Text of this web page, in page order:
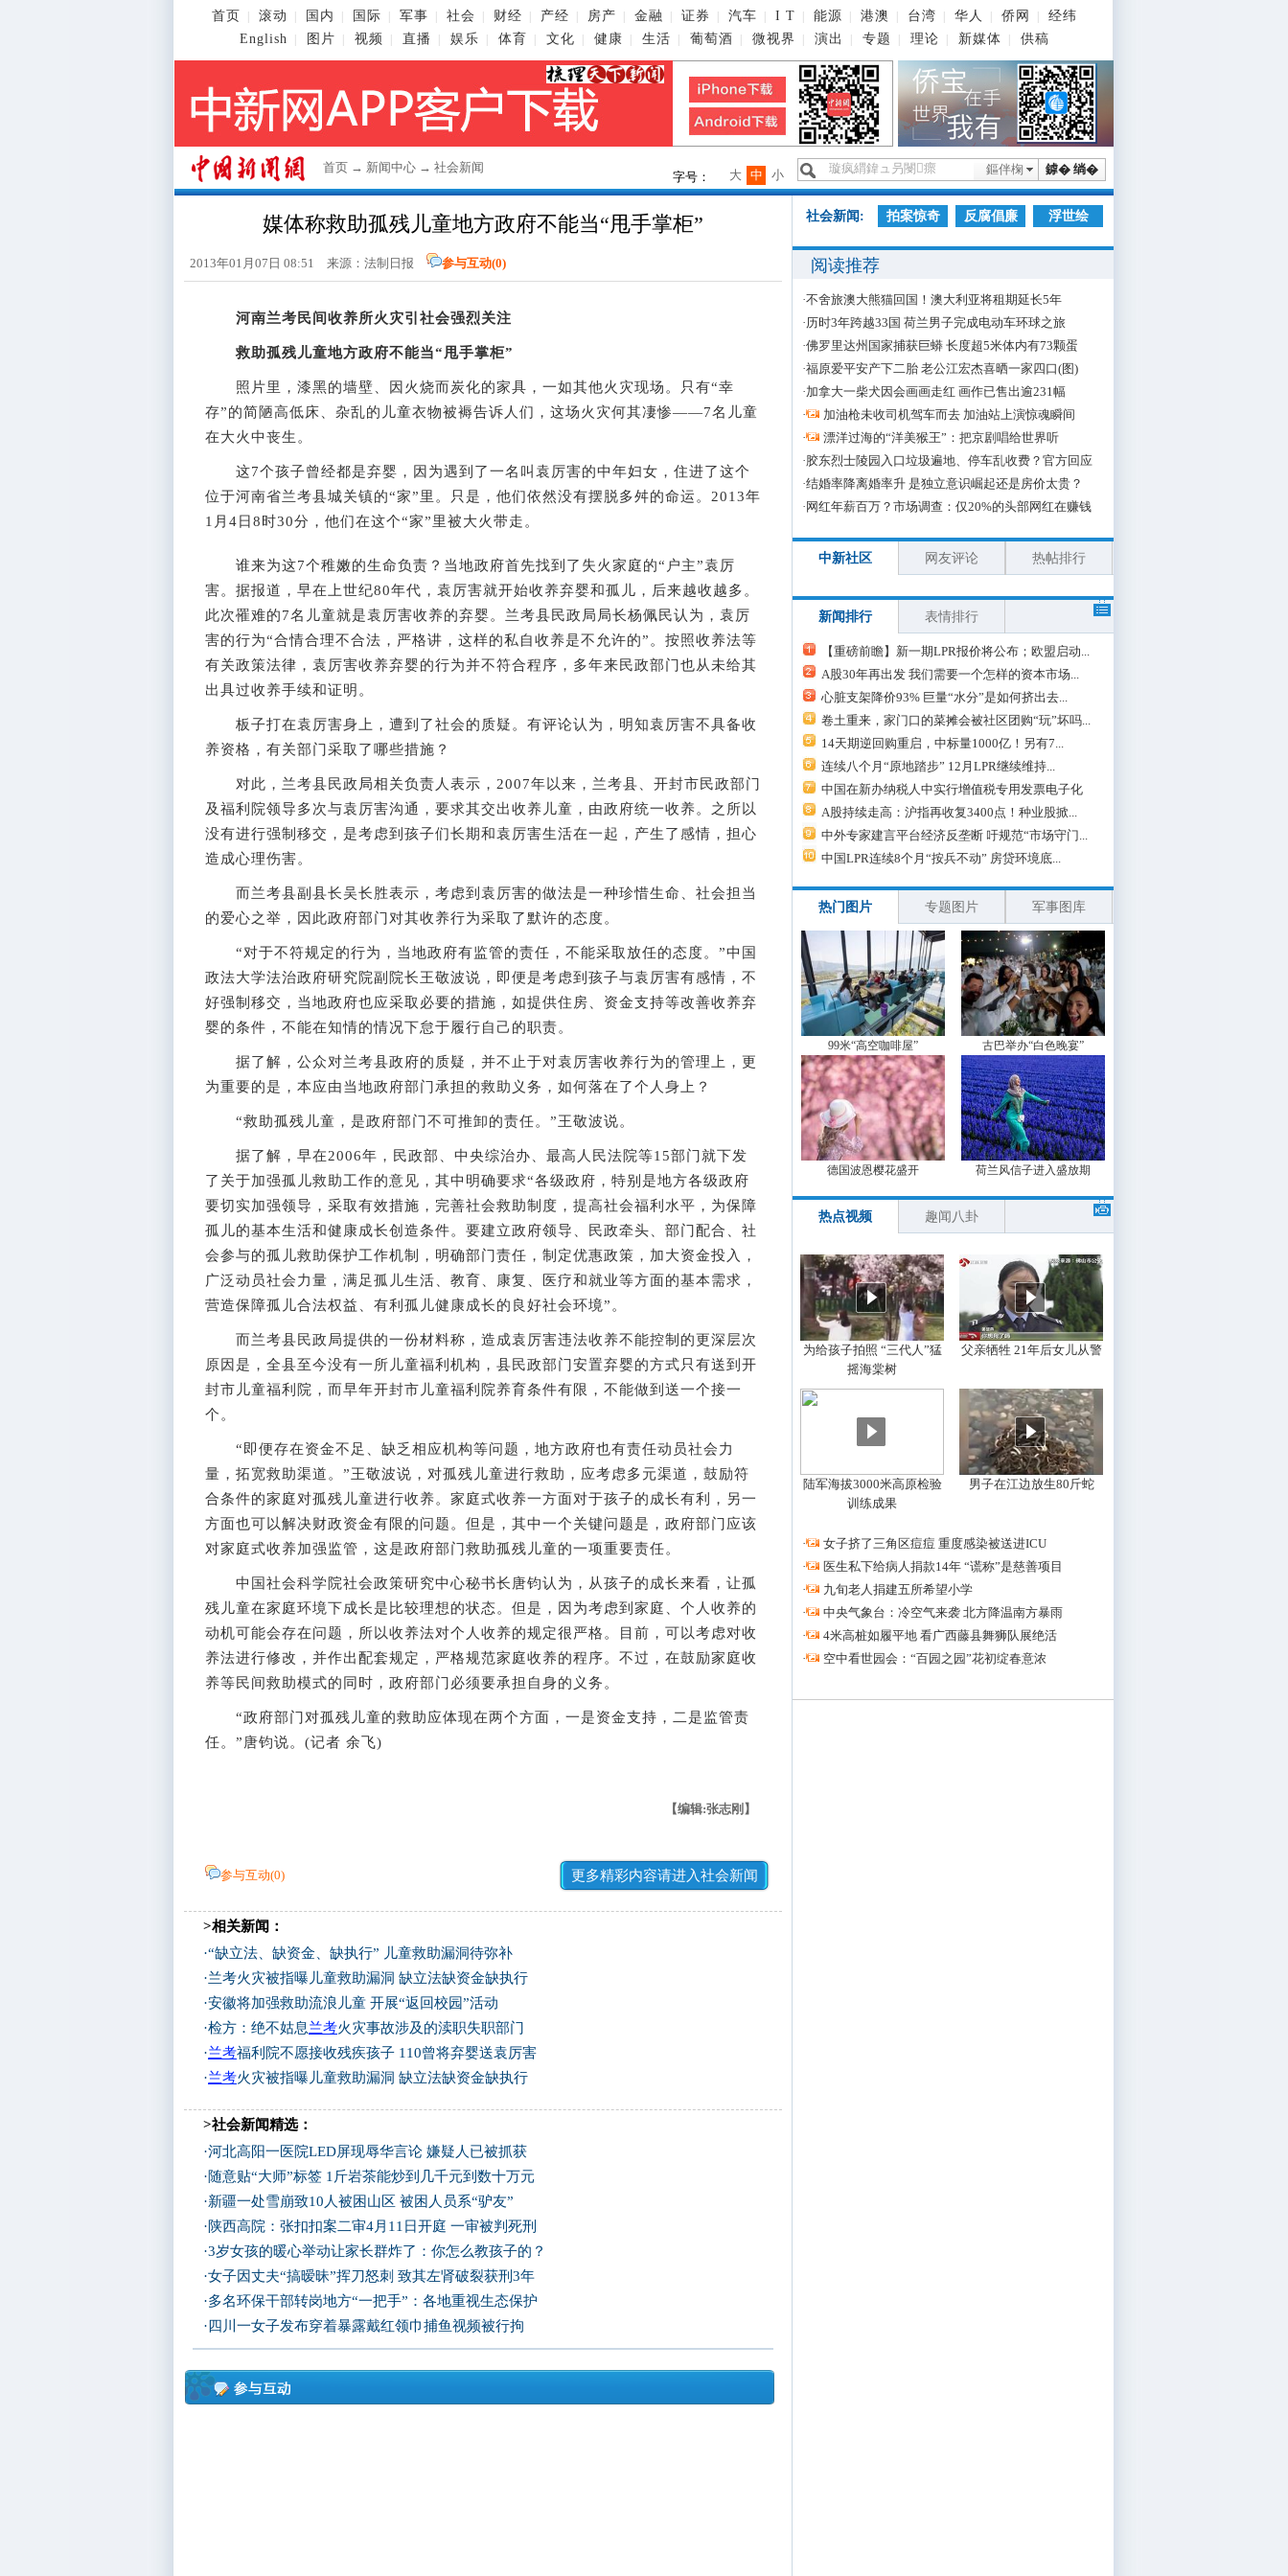
首页 滚动 国内 国际 军事 社会 财经 产经 房产 金融 证券 汽车 I T 能源 港澳 台湾 华人 侨网
经纬
English
图片 视频 直播 娱乐 体育 文化 健康 生活 葡萄酒 微视界 演出 专题 理论 新媒体 供稿
首页 → 新闻中心 → 社会新闻 鎼� 绱�
鏂伴椈
字号： 小
中
大
媒体称救助孤残儿童地方政府不能当“甩手掌柜”
2013年01月07日 08:51 来源：法制日报 参与互动(0)
河南兰考民间收养所火灾引社会强烈关注
救助孤残儿童地方政府不能当“甩手掌柜”
照片里，漆黑的墙壁、因火烧而炭化的家具，一如其他火灾现场。只有“幸
存”的简陋高低床、杂乱的儿童衣物被褥告诉人们，这场火灾何其凄惨——7名儿童
在大火中丧生。
这7个孩子曾经都是弃婴，因为遇到了一名叫袁厉害的中年妇女，住进了这个
位于河南省兰考县城关镇的“家”里。只是，他们依然没有摆脱多舛的命运。2013年
1月4日8时30分，他们在这个“家”里被大火带走。
谁来为这7个稚嫩的生命负责？当地政府首先找到了失火家庭的“户主”袁厉
害。据报道，早在上世纪80年代，袁厉害就开始收养弃婴和孤儿，后来越收越多。
此次罹难的7名儿童就是袁厉害收养的弃婴。兰考县民政局局长杨佩民认为，袁厉
害的行为“合情合理不合法，严格讲，这样的私自收养是不允许的”。按照收养法等
有关政策法律，袁厉害收养弃婴的行为并不符合程序，多年来民政部门也从未给其
出具过收养手续和证明。
板子打在袁厉害身上，遭到了社会的质疑。有评论认为，明知袁厉害不具备收
养资格，有关部门采取了哪些措施？
对此，兰考县民政局相关负责人表示，2007年以来，兰考县、开封市民政部门
及福利院领导多次与袁厉害沟通，要求其交出收养儿童，由政府统一收养。之所以
没有进行强制移交，是考虑到孩子们长期和袁厉害生活在一起，产生了感情，担心
造成心理伤害。
而兰考县副县长吴长胜表示，考虑到袁厉害的做法是一种珍惜生命、社会担当
的爱心之举，因此政府部门对其收养行为采取了默许的态度。
“对于不符规定的行为，当地政府有监管的责任，不能采取放任的态度。”中国
政法大学法治政府研究院副院长王敬波说，即便是考虑到孩子与袁厉害有感情，不
好强制移交，当地政府也应采取必要的措施，如提供住房、资金支持等改善收养弃
婴的条件，不能在知情的情况下怠于履行自己的职责。
据了解，公众对兰考县政府的质疑，并不止于对袁厉害收养行为的管理上，更
为重要的是，本应由当地政府部门承担的救助义务，如何落在了个人身上？
“救助孤残儿童，是政府部门不可推卸的责任。”王敬波说。
据了解，早在2006年，民政部、中央综治办、最高人民法院等15部门就下发
了关于加强孤儿救助工作的意见，其中明确要求“各级政府，特别是地方各级政府
要切实加强领导，采取有效措施，完善社会救助制度，提高社会福利水平，为保障
孤儿的基本生活和健康成长创造条件。要建立政府领导、民政牵头、部门配合、社
会参与的孤儿救助保护工作机制，明确部门责任，制定优惠政策，加大资金投入，
广泛动员社会力量，满足孤儿生活、教育、康复、医疗和就业等方面的基本需求，
营造保障孤儿合法权益、有利孤儿健康成长的良好社会环境”。
而兰考县民政局提供的一份材料称，造成袁厉害违法收养不能控制的更深层次
原因是，全县至今没有一所儿童福利机构，县民政部门安置弃婴的方式只有送到开
封市儿童福利院，而早年开封市儿童福利院养育条件有限，不能做到送一个接一
个。
“即便存在资金不足、缺乏相应机构等问题，地方政府也有责任动员社会力
量，拓宽救助渠道。”王敬波说，对孤残儿童进行救助，应考虑多元渠道，鼓励符
合条件的家庭对孤残儿童进行收养。家庭式收养一方面对于孩子的成长有利，另一
方面也可以解决财政资金有限的问题。但是，其中一个关键问题是，政府部门应该
对家庭式收养加强监管，这是政府部门救助孤残儿童的一项重要责任。
中国社会科学院社会政策研究中心秘书长唐钧认为，从孩子的成长来看，让孤
残儿童在家庭环境下成长是比较理想的状态。但是，因为考虑到家庭、个人收养的
动机可能会存在问题，所以收养法对个人收养的规定很严格。目前，可以考虑对收
养法进行修改，并作出配套规定，严格规范家庭收养的程序。不过，在鼓励家庭收
养等民间救助模式的同时，政府部门必须要承担自身的义务。
“政府部门对孤残儿童的救助应体现在两个方面，一是资金支持，二是监管责
任。”唐钧说。(记者 余飞)
【编辑:张志刚】
参与互动(0) 更多精彩内容请进入社会新闻
>相关新闻：
·“缺立法、缺资金、缺执行” 儿童救助漏洞待弥补
·兰考火灾被指曝儿童救助漏洞 缺立法缺资金缺执行
·安徽将加强救助流浪儿童 开展“返回校园”活动
·检方：绝不姑息兰考火灾事故涉及的渎职失职部门
·兰考福利院不愿接收残疾孩子 110曾将弃婴送袁厉害
·兰考火灾被指曝儿童救助漏洞 缺立法缺资金缺执行
>社会新闻精选：
·河北高阳一医院LED屏现辱华言论 嫌疑人已被抓获
·随意贴“大师”标签 1斤岩茶能炒到几千元到数十万元
·新疆一处雪崩致10人被困山区 被困人员系“驴友”
·陕西高院：张扣扣案二审4月11日开庭 一审被判死刑
·3岁女孩的暖心举动让家长群炸了：你怎么教孩子的？
·女子因丈夫“搞暧昧”挥刀怒刺 致其左肾破裂获刑3年
·多名环保干部转岗地方“一把手”：各地重视生态保护
· 四川一女子发布穿着暴露戴红领巾捕鱼视频被行拘
社会新闻: 拍案惊奇 反腐倡廉 浮世绘
阅读推荐
·不舍旅澳大熊猫回国！澳大利亚将租期延长5年
·历时3年跨越33国 荷兰男子完成电动车环球之旅
·佛罗里达州国家捕获巨蟒 长度超5米体内有73颗蛋
·福原爱平安产下二胎 老公江宏杰喜晒一家四口(图)
·加拿大一柴犬因会画画走红 画作已售出逾231幅
·
加油枪未收司机驾车而去 加油站上演惊魂瞬间
·
漂洋过海的“洋美猴王”：把京剧唱给世界听
·胶东烈士陵园入口垃圾遍地、停车乱收费？官方回应
·结婚率降离婚率升 是独立意识崛起还是房价太贵？
· 网红年薪百万？市场调查：仅20%的头部网红在赚钱
中新社区 网友评论 热帖排行
新闻排行 表情排行
【重磅前瞻】新一期LPR报价将公布；欧盟启动...
A股30年再出发 我们需要一个怎样的资本市场...
心脏支架降价93% 巨量“水分”是如何挤出去...
卷土重来，家门口的菜摊会被社区团购“玩”坏吗...
14天期逆回购重启，中标量1000亿！另有7...
连续八个月“原地踏步” 12月LPR继续维持...
中国在新办纳税人中实行增值税专用发票电子化
A股持续走高：沪指再收复3400点！种业股掀...
中外专家建言平台经济反垄断 吁规范“市场守门...
中国LPR连续8个月“按兵不动” 房贷环境底...
热门图片 专题图片 军事图库
99米“高空咖啡屋” 古巴举办“白色晚宴”
德国波恩樱花盛开 荷兰风信子进入盛放期
热点视频 趣闻八卦
为给孩子拍照 “三代人”猛
摇海棠树
父亲牺牲 21年后女儿从警
陆军海拔3000米高原检验
训练成果
男子在江边放生80斤蛇
·
女子挤了三角区痘痘 重度感染被送进ICU
·
医生私下给病人捐款14年 “谎称”是慈善项目
·
九旬老人捐建五所希望小学
·
中央气象台：冷空气来袭 北方降温南方暴雨
·
4米高桩如履平地 看广西藤县舞狮队展绝活
·
空中看世园会：“百园之园”花初绽春意浓